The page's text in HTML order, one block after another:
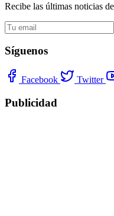
Recibe las últimas noticias
Síguenos
Facebook Twitter
Publicidad